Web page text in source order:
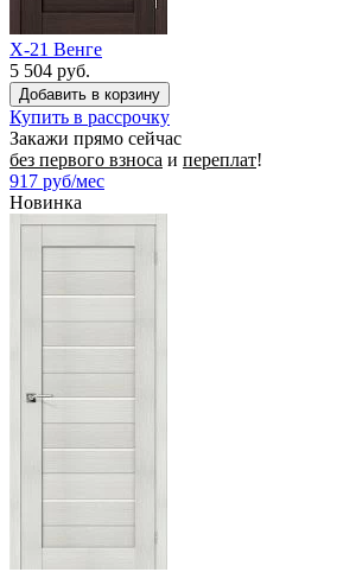
X-21 Венге
5 504 руб.
Купить в рассрочку
Закажи прямо сейчас
без первого взноса и переплат!
917 руб/мес
Новинка